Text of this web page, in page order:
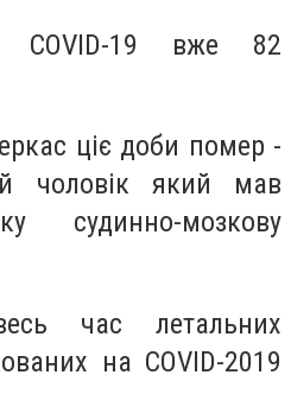
COVID-19 вже 82
ціє доби помер -
чоловік який мав
судинно-мозкову
час летальних
на COVID-2019